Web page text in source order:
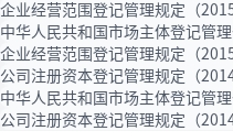
企业经营范围登记管理规定（2015
中华人民共和国市场主体登记管
企业经营范围登记管理规定（2015
公司注册资本登记管理规定（2014
中华人民共和国市场主体登记管
公司注册资本登记管理规定（2014